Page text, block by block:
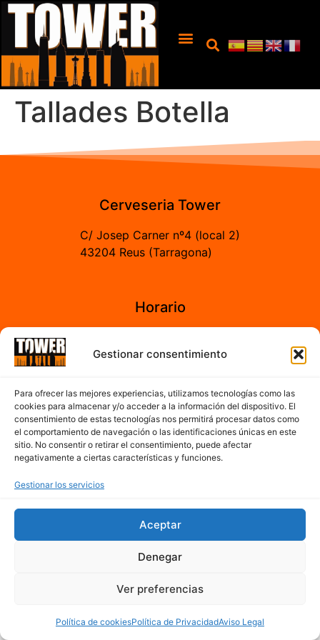
Gestionar consentimiento
Para ofrecer las mejores experiencias, utilizamos tecnologías como las
cookies para almacenar y/o acceder a la información del dispositivo. El
consentimiento de estas tecnologías nos permitirá procesar datos como
el comportamiento de navegación o las identificaciones únicas en este
sitio. No consentir o retirar el consentimiento, puede afectar
negativamente a ciertas características y funciones.
Gestionar los servicios
Aceptar
Denegar
Ver preferencias
Política de cookiesPolítica de PrivacidadAviso Legal
Tallades Botella
Cerveseria Tower
C/ Josep Carner nº4 (local 2)
43204 Reus (Tarragona)
Horario
A partir de las 7:00h hasta 17:00h de la tarde
De Lunes a Sábado
Contacto
977 300 763
cerveseriatower@hotmail.com
Mapa del sitio